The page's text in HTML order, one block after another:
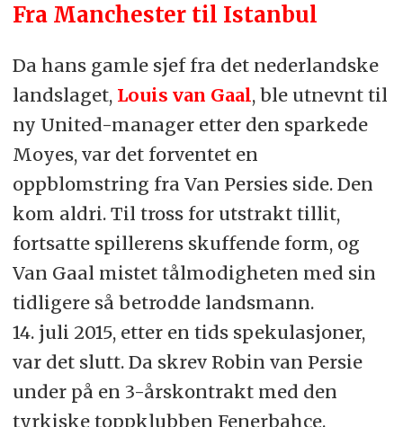
Fra Manchester til Istanbul
Da hans gamle sjef fra det nederlandske
landslaget, Louis van Gaal, ble utnevnt til
ny United-manager etter den sparkede
Moyes, var det forventet en
oppblomstring fra Van Persies side. Den
kom aldri. Til tross for utstrakt tillit,
fortsatte spillerens skuffende form, og
Van Gaal mistet tålmodigheten med sin
tidligere så betrodde landsmann.
14. juli 2015, etter en tids spekulasjoner,
var det slutt. Da skrev Robin van Persie
under på en 3-årskontrakt med den
tyrkiske toppklubben Fenerbahçe.